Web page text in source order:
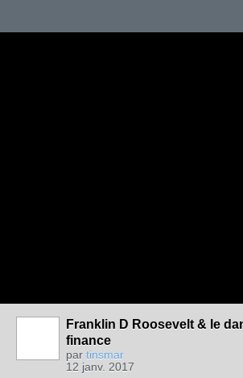
Franklin D Roosevelt & le
finance
par tinsmar
12 janv. 2017